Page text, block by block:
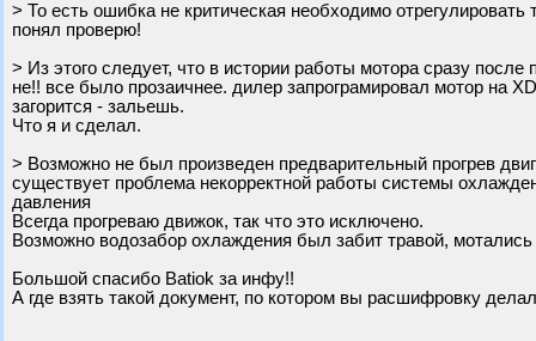
> То есть ошибка не критическая необходимо отрегулировать
понял проверю!
> Из этого следует, что в истории работы мотора сразу
не!! все было прозаичнее. дилер запрограмировал мотор на
загорится - зальешь.
Что я и сделал.
> Возможно не был произведен предварительный прогрев
существует проблема некорректной работы системы
давления
Всегда прогреваю движок, так что это исключено.
Возможно водозабор охлаждения был забит травой,
Большой спасибо Batiok за инфу!!
А где взять такой документ, по котором вы расшифровку